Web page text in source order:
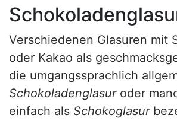
Verschiedenen Glasuren mit
oder Kakao als
die umgangssprachlich
Schokoladenglasuroder
einfach als Schokoglasur